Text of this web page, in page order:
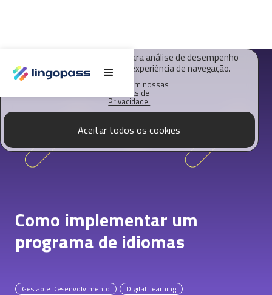
O Lingopass utiliza cookies para análise de desempenho
deste site e melhorar sua experiência de navegação.
Saiba mais em nossas
Políticas de
Privacidade.
Aceitar todos os cookies
Como implementar um
programa de idiomas
Gestão e Desenvolvimento Digital Learning